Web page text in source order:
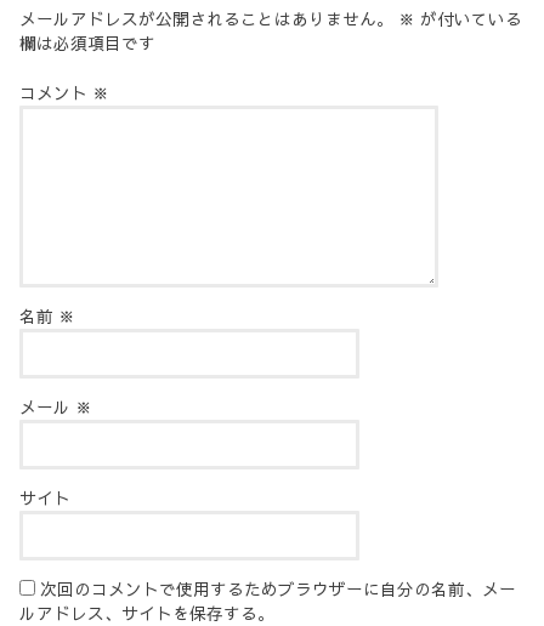
メールアドレスが公開されることはありません。 ※ が付いている
欄は必須項目です
コメント ※
名前 ※
メール ※
サイト
次回のコメントで使用するためブラウザーに自分の名前、メー
ルアドレス、サイトを保存する。